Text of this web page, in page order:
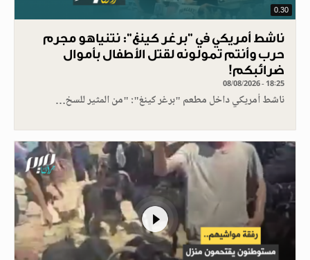
0.30
ناشط أمريكي في "برغر كينغ": نتنياهو مجرم
حرب وأنتم تمولونه لقتل الأطفال بأموال
ضرائبكم!
08/08/2026 - 18:25
ناشط أمريكي داخل مطعم "برغر كينغ": "من المثير للسخ…